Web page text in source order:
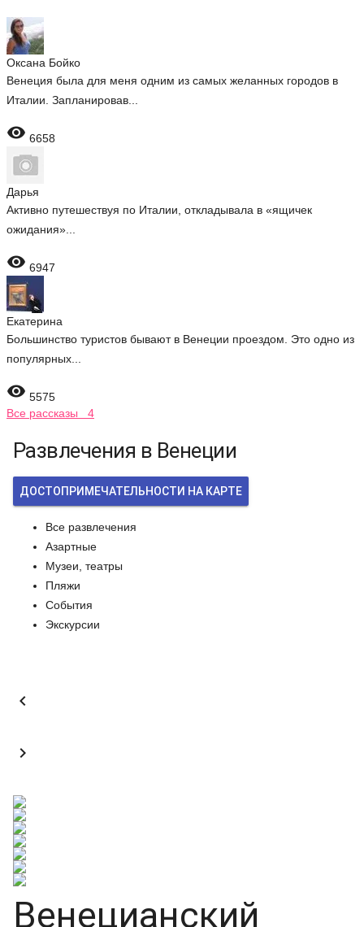
Оксана Бойко
Венеция была для меня одним из самых желанных городов в
Италии. Запланировав...
 6658
Дарья
Активно путешествуя по Италии, откладывала в «ящичек
ожидания»...
 6947
Екатерина
Большинство туристов бывают в Венеции проездом. Это одно из
популярных...
 5575
Все рассказы 4
Развлечения в Венеции
ДОСТОПРИМЕЧАТЕЛЬНОСТИ НА КАРТЕ
Все развлечения
Азартные
Музеи, театры
Пляжи
События
Экскурсии


Венецианский